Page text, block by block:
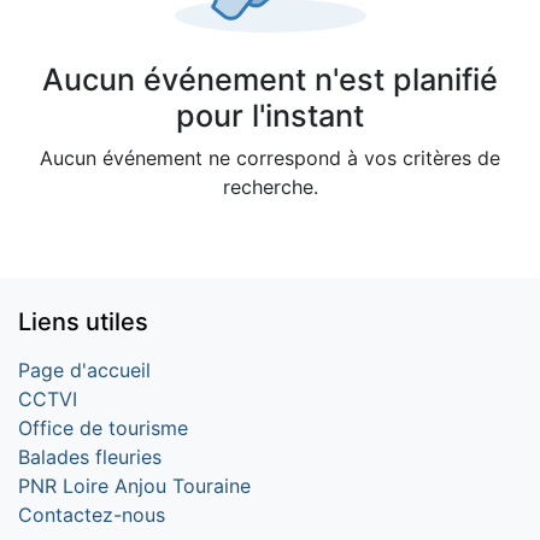
Aucun événement n'est planifié
pour l'instant
Aucun événement ne correspond à vos critères de
recherche.
Liens utiles
Page d'accueil
CCTVI
Office de tourisme
Balades fleuries
PNR Loire Anjou Touraine
Contactez-nous